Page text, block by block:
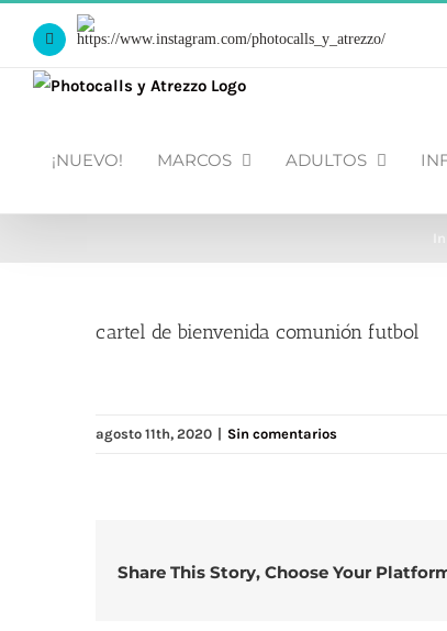
contenido
Facebook
Https://www.instagram.com/photocalls_y_atrezzo/
¡NUEVO! MARCOS ADULTOS
cartel de bienvenida comunión futbol
agosto 11th, 2020 | Sin comentarios
Share This Story, Choose Your